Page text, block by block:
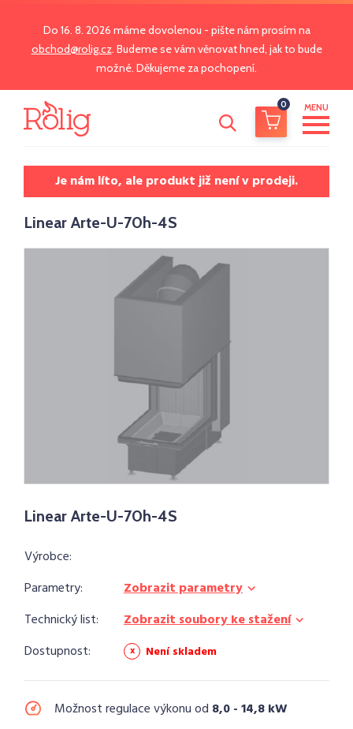
Do 16. 8. 2026 máme dovolenou - pište nám prosím na
obchod@rolig.cz. Budeme se vám věnovat hned, jak to bude
možné. Děkujeme za pochopení.
0 MENU
Je nám líto, ale produkt již není v prodeji.
Linear Arte-U-70h-4S
Linear Arte-U-70h-4S
Výrobce:
Parametry:
Zobrazit parametry
Technický list:
Zobrazit soubory ke stažení
Dostupnost:
Není skladem
Možnost regulace výkonu od 8,0 - 14,8 kW